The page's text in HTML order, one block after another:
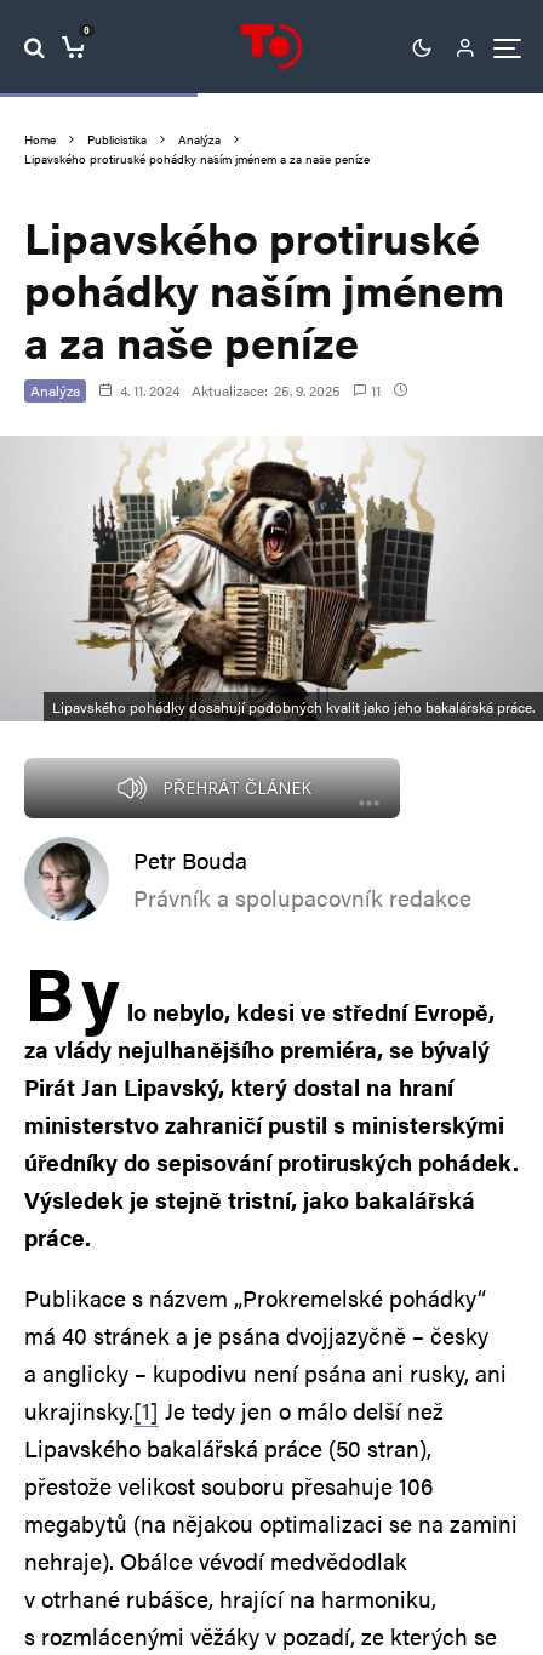
0
Home Publicistika
Analýza
Lipavského protiruské pohádky naším jménem a za naše peníze
Lipavského protiruské
pohádky naším jménem
a za naše peníze
Analýza 4. 11. 2024 Aktualizace: 25. 9. 2025 11
Lipavského pohádky dosahují podobných kvalit jako jeho bakalářská práce.
PŘEHRÁT ČLÁNEK
Petr Bouda
Právník a spolupacovník redakce
By lo nebylo, kdesi ve střední Evropě,
za vlády nejulhanějšího premiéra, se bývalý
Pirát Jan Lipavský, který dostal na hraní
ministerstvo zahraničí pustil s ministerskými
úředníky do sepisování protiruských pohádek.
Výsledek je stejně tristní, jako bakalářská
práce.
Publikace s názvem „Prokremelské pohádky“
má 40 stránek a je psána dvojjazyčně – česky
a anglicky – kupodivu není psána ani rusky, ani
ukrajinsky.[1] Je tedy jen o málo delší než
Lipavského bakalářská práce (50 stran),
přestože velikost souboru přesahuje 106
megabytů (na nějakou optimalizaci se na zamini
nehraje). Obálce vévodí medvědodlak
v otrhané rubášce, hrající na harmoniku,
s rozmlácenými věžáky v pozadí, ze kterých se